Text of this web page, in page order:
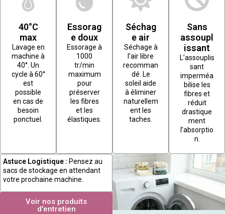
40°C
max
Lavage en
machine à
40°. Un
cycle à 60°
est
possible
en cas de
besoin
ponctuel.
Essorag
e doux
Essorage à
1000
tr/min
maximum
pour
préserver
les fibres
et les
élastiques.
Séchag
e air
Séchage à
l’air libre
recomman
dé. Le
soleil aide
à éliminer
naturellem
ent les
taches.
Sans
assoupl
issant
L’assouplis
sant
imperméa
bilise les
fibres et
réduit
drastique
ment
l’absorptio
n.
Astuce Logistique : Pensez au
sacs de stockage en attendant
votre prochaine machine.
Voir nos produits
d'entretien